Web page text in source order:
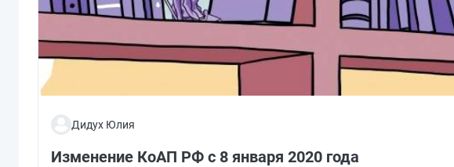
Дидух Юлия
Изменение КоАП РФ с 8 января 2020 года